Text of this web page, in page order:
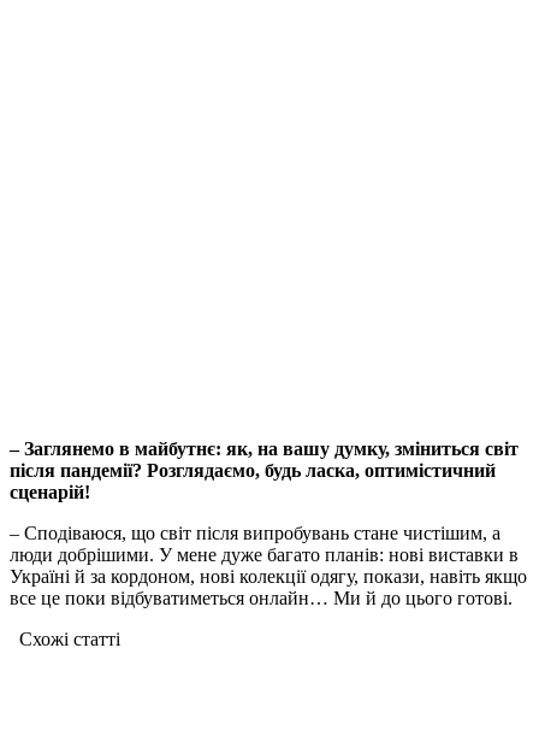
– Заглянемо в майбутнє: як, на вашу думку, зміниться світ
після пандемії? Розглядаємо, будь ласка, оптимістичний
сценарій!
– Сподіваюся, що світ після випробувань стане чистішим, а
люди добрішими. У мене дуже багато планів: нові виставки в
Україні й за кордоном, нові колекції одягу, покази, навіть якщо
все це поки відбуватиметься онлайн… Ми й до цього готові.
Схожі статтi